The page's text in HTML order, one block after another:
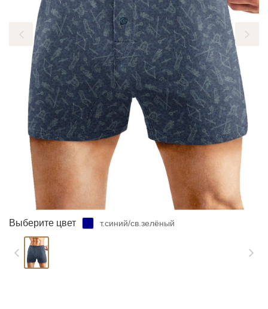
Выберите цвет т.синий/св.зелёный